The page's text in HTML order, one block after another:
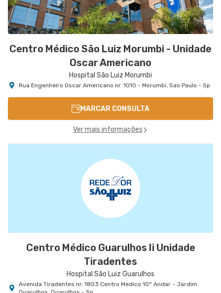
Centro Médico São Luiz Morumbi - Unidade
Oscar Americano
Hospital São Luiz Morumbi
Rua Engenheiro Oscar Americano nr. 1010 - Morumbi, Sao Paulo - Sp
MARCAR CONSULTA
Ver mais informações
Centro Médico Guarulhos Ii Unidade
Tiradentes
Hospital São Luiz Guarulhos
Avenida Tiradentes nr. 1803 Centro Medico 10° Andar - Jardim